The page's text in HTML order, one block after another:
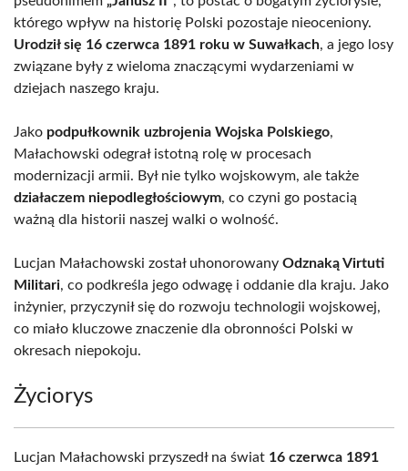
którego wpływ na historię Polski pozostaje nieoceniony.
Urodził się 16 czerwca 1891 roku w Suwałkach, a jego losy
związane były z wieloma znaczącymi wydarzeniami w
dziejach naszego kraju.
Jako podpułkownik uzbrojenia Wojska Polskiego,
Małachowski odegrał istotną rolę w procesach
modernizacji armii. Był nie tylko wojskowym, ale także
działaczem niepodległościowym, co czyni go postacią
ważną dla historii naszej walki o wolność.
Lucjan Małachowski został uhonorowany Odznaką Virtuti
Militari, co podkreśla jego odwagę i oddanie dla kraju. Jako
inżynier, przyczynił się do rozwoju technologii wojskowej,
co miało kluczowe znaczenie dla obronności Polski w
okresach niepokoju.
Życiorys
Lucjan Małachowski przyszedł na świat 16 czerwca 1891